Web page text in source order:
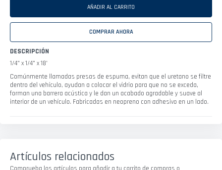
AÑADIR AL CARRITO
COMPRAR AHORA
DESCRIPCIÓN
1/4" x 1/4" x 18'
Comúnmente llamadas presas de espuma, evitan que el uretano se filtre
dentro del vehículo, ayudan a colocar el vidrio para que no se exceda,
forman una barrera acústica y le dan un acabado agradable y suave al
interior de un vehículo. Fabricadas en neopreno con adhesivo en un lado.
Artículos relacionados